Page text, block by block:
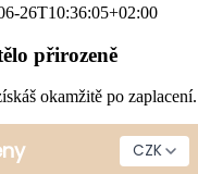
26T10:36:05+02:00
přirozeně
okamžitě po zaplacení.